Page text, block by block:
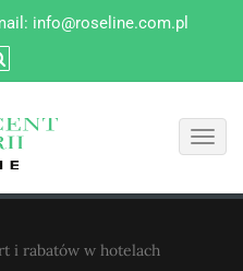
info@roseline.com.pl
i rabatów w hotelach